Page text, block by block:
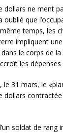
dollars ne
que
temps, les
impliquent
dans le corps
les
31 mars, le
dollars
soldat de